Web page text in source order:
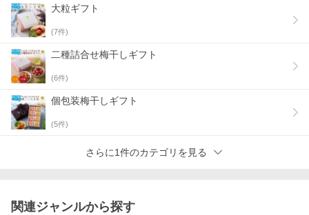
大粒ギフト
(7件)
二種詰合せ梅干しギフト
(6件)
個包装梅干しギフト
(5件)
さらに1件のカテゴリを見る
関連ジャンルから探す